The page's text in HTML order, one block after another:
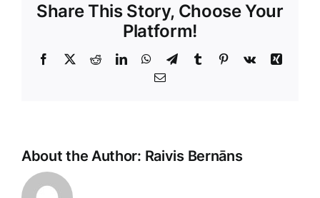
Share This Story, Choose Your
Platform!
Facebook
X RedditLinkedInWhatsApp
TelegramTumblr Pinterest
Vk
Xing
E-
About the Author: Raivis Bernāns